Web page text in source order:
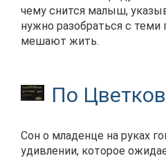
чему снится малыш,
нужно разобраться с
мешают жить.
По
Сон о младенце на руках
удивлении, которое